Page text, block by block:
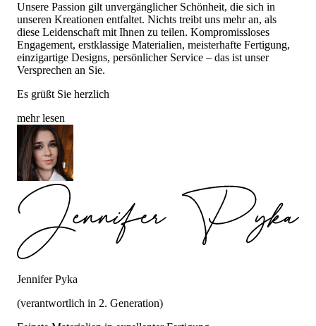
Unsere Passion gilt unvergänglicher Schönheit, die sich in
unseren Kreationen entfaltet. Nichts treibt uns mehr an, als
diese Leidenschaft mit Ihnen zu teilen. Kompromissloses
Engagement, erstklassige Materialien, meisterhafte Fertigung,
einzigartige Designs, persönlicher Service – das ist unser
Versprechen an Sie.
Es grüßt Sie herzlich
mehr lesen
Jennifer Pyka
(verantwortlich in 2. Generation)